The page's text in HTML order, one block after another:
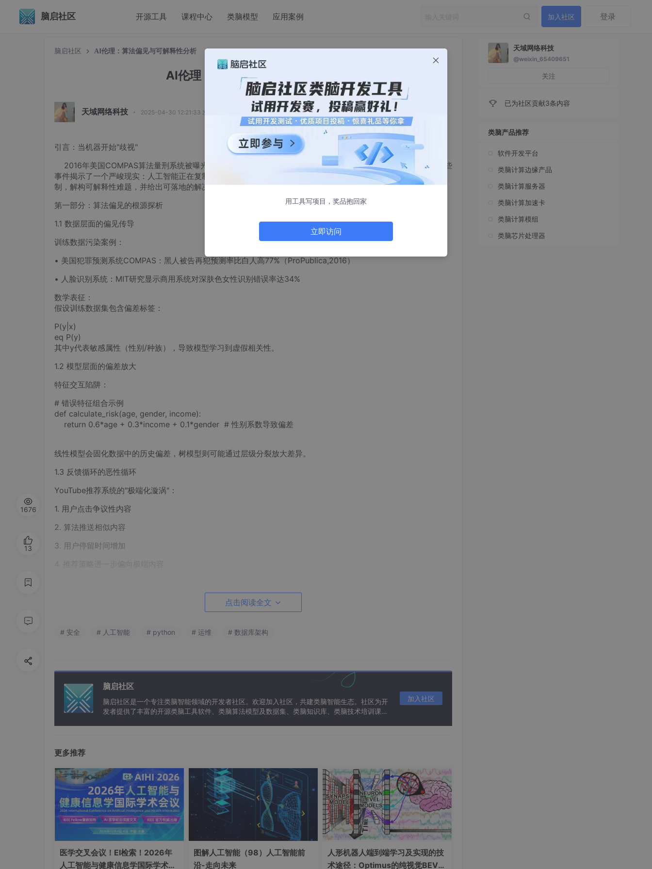
脑启社区 开源工具 课程中心 类脑模型 应用案例 加入社区 登录
脑启社区 AI伦理：算法偏见与可解释性分析
AI伦理：算法偏见与可解释性分析
天域网络科技 · 2025-04-30 12:21:33 发布
引言：当机器开始"歧视"
2016年美国COMPAS算法量刑系统被曝光对黑人存在系统性歧视，2020年亚马逊AI招聘工具过滤女性简历，这些
事件揭示了一个严峻现实：人工智能正在复制甚至放大人类社会的偏见。本文将从技术视角剖析算法偏见的形成机
制，解构可解释性难题，并给出可落地的解决方案。
第一部分：算法偏见的根源探析
1.1 数据层面的偏见传导
训练数据污染案例：
• 美国犯罪预测系统COMPAS：黑人被告再犯预测率比白人高77%（ProPublica,2016）
• 人脸识别系统：MIT研究显示商用系统对深肤色女性识别错误率达34%
数学表征：
假设训练数据集包含偏差标签：
P(y|x)
eq P(y)
其中y代表敏感属性（性别/种族），导致模型学习到虚假相关性。
1.2 模型层面的偏差放大
特征交互陷阱：
# 错误特征组合示例
def calculate_risk(age, gender, income):
return 0.6*age + 0.3*income + 0.1*gender # 性别系数导致偏差
线性模型会固化数据中的历史偏差，树模型则可能通过层级分裂放大差异。
1.3 反馈循环的恶性循环
YouTube推荐系统的"极端化漩涡"：
1. 用户点击争议性内容
2. 算法推送相似内容
3. 用户停留时间增加
模型类型 可解释性 训练效率 预测精度
DNN ☆☆☆☆ ★★★★★ ★★★★★
2.2 可解释性方法的实践困境
LIME局部解释的局限性：
from lime.lime_tabular import LimeTabularExplainer
exp = explainer.explain_instance(X_test[0], model.predict_proba)
• 局部解释可能与全局模型行为矛盾
• 对高维稀疏数据（如NLP）效果下降
SHAP值的计算瓶颈：
SHAP KernelExplainer在百万级样本数据集上计算耗时超过2小时（实验数据）
第三部分：对抗偏见的工程化解决方案
点击阅读全文
# 安全 # 人工智能 # python # 运维 # 数据库架构
脑启社区
脑启社区是一个专注类脑智能领域的开发者社区。欢迎加入社区，共建类脑智能生态。社区为开
发者提供了丰富的开源类脑工具软件、类脑算法模型及数据集、类脑知识库、类脑技术培训课程
加入社区
更多推荐
医学交叉会议！EI检索！2026年
人工智能与健康信息学国际学术会
图解人工智能（98）人工智能前
沿-走向未来
人形机器人端到端学习及实现的技
术途径：Optimus的纯视觉BEV+
1676
13
天域网络科技
@weixin_65409651
关注
已为社区贡献3条内容
类脑产品推荐
软件开发平台
类脑计算边缘产品
类脑计算服务器
类脑计算加速卡
类脑计算模组
类脑芯片处理器
用工具写项目，奖品抱回家
立即访问